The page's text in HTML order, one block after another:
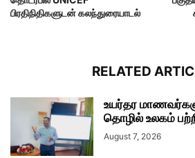
பிரதிநிதிகளுடன் கலந்துரையாடல்
RELATED
உயர்தர
தொழில் உலகம்
August 7, 2026